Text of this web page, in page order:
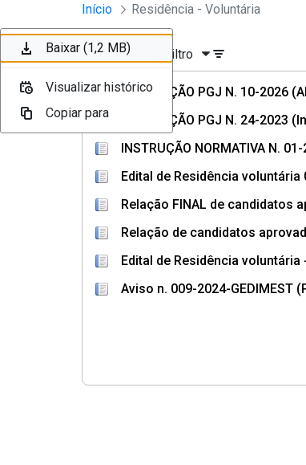
Pular para o Conteúdo principal
Divisão Minima - Escola
Início Residência - Voluntária
Ordenar Filtro
RESOLUÇÃO PGJ N. 10-2026
RESOLUÇÃO PGJ N. 24-
INSTRUÇÃO NORMATIVA N.
Edital de Residência voluntária
Relação FINAL de candidatos
Relação de candidatos
Edital de Residência voluntária
Aviso n. 009-2024-GEDIMEST
Baixar (236 KB)
Visualizar histórico
Copiar para
Baixar (83 KB)
Visualizar histórico
Copiar para
Baixar (118 KB)
Visualizar histórico
Copiar para
Baixar (1,2 MB)
Visualizar histórico
Copiar para